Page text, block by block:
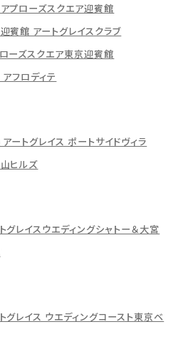
プローズスクエア迎賓館
賓館 アートグレイスクラブ
ーズスクエア東京迎賓館
フロディテ
ートグレイス ポートサイドヴィラ
ヒルズ
グレイスウエディングシャトー＆大宮
グレイス ウエディングコースト東京ベ